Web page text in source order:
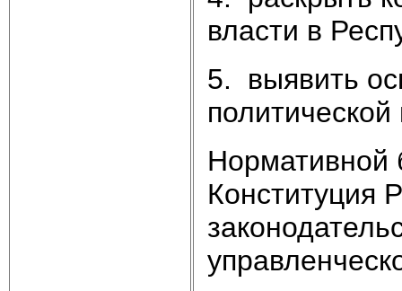
власти в
5. выявить
Нормативной
Конституция